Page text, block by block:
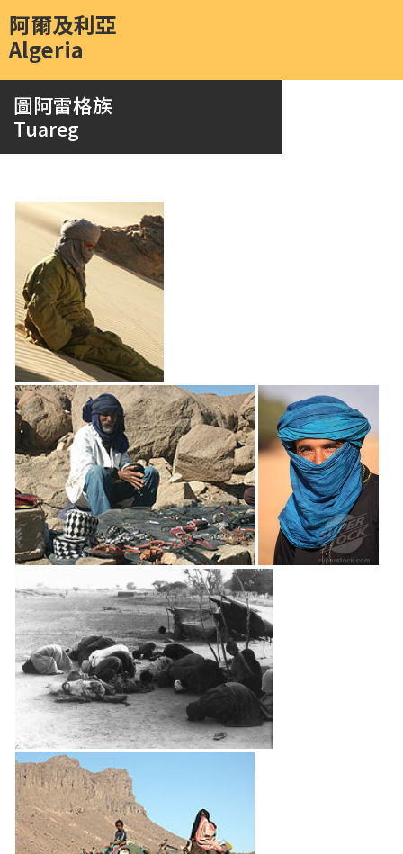
阿爾及利亞
Algeria
圖阿雷格族
Tuareg